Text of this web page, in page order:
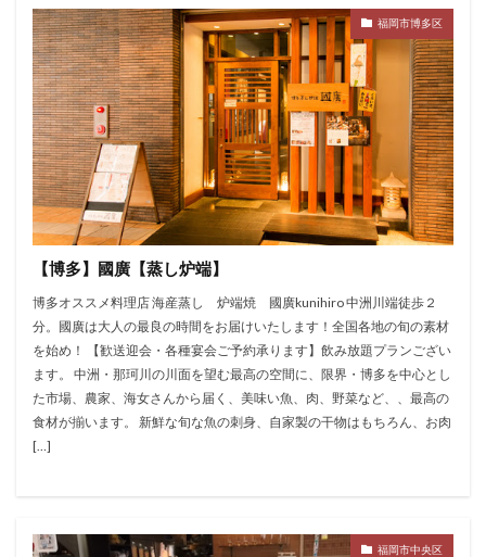
福岡市博多区
【博多】國廣【蒸し炉端】
博多オススメ料理店 海産蒸し 炉端焼 國廣kunihiro 中洲川端徒歩２
分。國廣は大人の最良の時間をお届けいたします！全国各地の旬の素材
を始め！ 【歓送迎会・各種宴会ご予約承ります】飲み放題プランござい
ます。 中洲・那珂川の川面を望む最高の空間に、限界・博多を中心とし
た市場、農家、海女さんから届く、美味い魚、肉、野菜など、、最高の
食材が揃います。 新鮮な旬な魚の刺身、自家製の干物はもちろん、お肉
[…]
福岡市中央区